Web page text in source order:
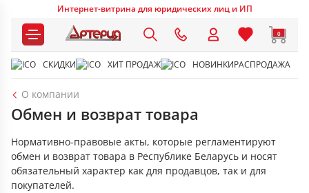
Интернет-витрина для юридических лиц и ИП
0
СКИДКИ ХИТ ПРОДАЖ НОВИНКИРАСПРОДАЖА
О компании
Обмен и возврат товара
Нормативно-правовые акты, которые регламентируют
обмен и возврат товара в Республике Беларусь и носят
обязательный характер как для продавцов, так и для
покупателей.